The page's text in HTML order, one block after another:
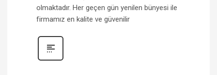
olmaktadır. Her geçen gün yenilen bünyesi ile
firmamız en kalite ve güvenilir